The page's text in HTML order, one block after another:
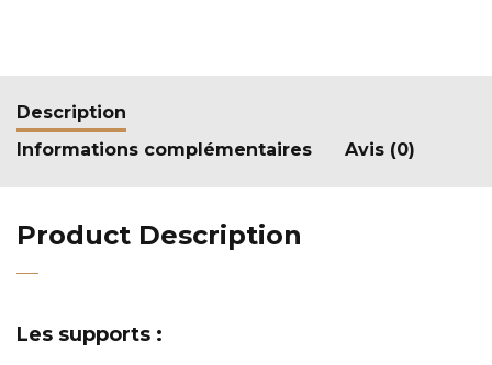
Description
Informations complémentaires
Avis (0)
Product Description
Les supports :